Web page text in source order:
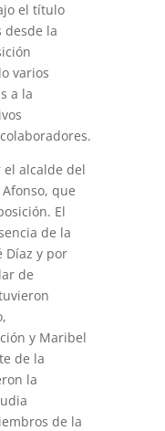
el título
desde la
varios
a la
el alcalde del
que
El
de la
Díaz y por
de
y Maribel
de la
la
de la